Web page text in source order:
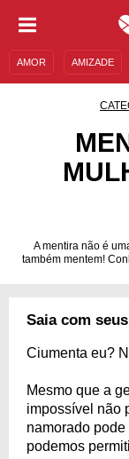
AMOR AMIZADE
MENSAGENS E FRASES
A mentira não é
também mentem!
Saia com
Ciumenta eu?
Mesmo que a
impossível não
namorado
podemos